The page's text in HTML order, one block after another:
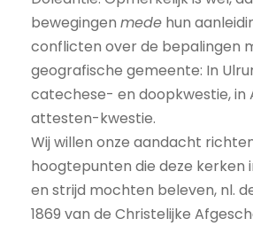
bewegingen mede hun
conflicten over de bepalingen
geografische gemeente: In
catechese- en doopkwestie, in
attesten-kwestie.
Wij willen onze aandacht
hoogtepunten die deze kerken
en strijd mochten beleven, nl.
1869 van de Christelijke